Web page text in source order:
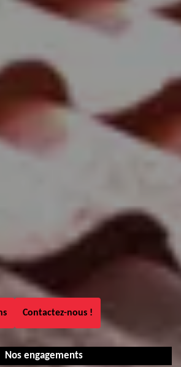
Contactez-nous !
Nos engagements